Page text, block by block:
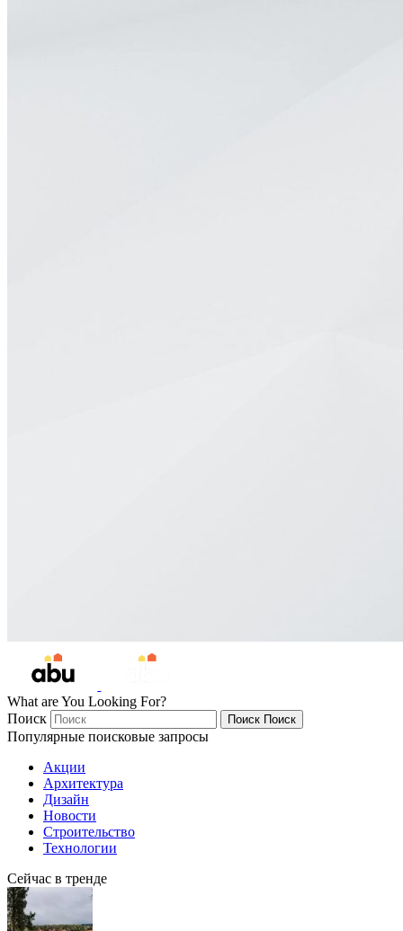
What are You Looking For?
Поиск
Поиск Поиск
Популярные поисковые запросы
Акции
Архитектура
Дизайн
Новости
Строительство
Технологии
Сейчас в тренде